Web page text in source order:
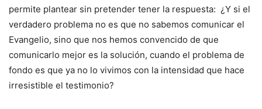
permite plantear sin pretender tener la respuesta: ¿Y si el
verdadero problema no es que no sabemos comunicar el
Evangelio, sino que nos hemos convencido de que
comunicarlo mejor es la solución, cuando el problema de
fondo es que ya no lo vivimos con la intensidad que hace
irresistible el testimonio?